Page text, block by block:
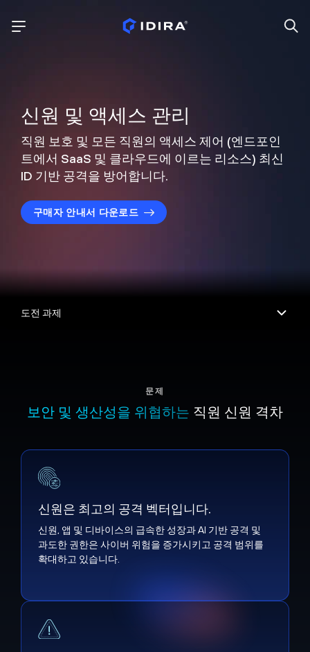
신원 및 액세스 관리
직원 보호 및 모든 직원의 액세스 제어 (엔드포인
트에서 SaaS 및 클라우드에 이르는 리소스) 최신
ID 기반 공격을 방어합니다.
구매자 안내서 다운로드
문제
보안 및 생산성을 위협하는 직원 신원 격차
신원은 최고의 공격 벡터입니다.
신원은 최고의 공격 벡터입니다.
신원, 앱 및 디바이스의 급속한 성장과 AI 기반 공격 및
과도한 권한은 사이버 위험을 증가시키고 공격 범위를
확대하고 있습니다.
기존 IAM은 사전/사후 인증 위험을 무시합니다.